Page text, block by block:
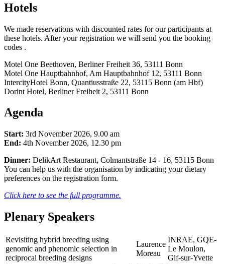
Hotels
We made reservations with discounted rates for our participants at
these hotels. After your registration we will send you the booking
codes .
Motel One Beethoven, Berliner Freiheit 36, 53111 Bonn
Motel One Hauptbahnhof, Am Hauptbahnhof 12, 53111 Bonn
IntercityHotel Bonn, Quantiusstraße 22, 53115 Bonn (am Hbf)
Dorint Hotel, Berliner Freiheit 2, 53111 Bonn
Agenda
Start: 3rd November 2026, 9.00 am
End: 4th November 2026, 12.30 pm
Dinner: DelikArt Restaurant, Colmantstraße 14 - 16, 53115 Bonn
You can help us with the organisation by indicating your dietary
preferences on the registration form.
Click here to see the full programme.
Plenary Speakers
Revisiting hybrid breeding using
genomic and phenomic selection in
reciprocal breeding designs
Laurence
Moreau
INRAE, GQE-
Le Moulon,
Gif-sur-Yvette